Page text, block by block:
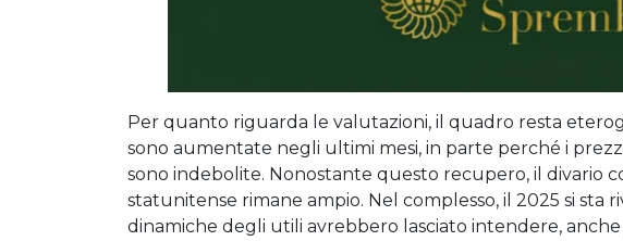
Per quanto riguarda le valutazioni, il quadro resta
sono aumentate negli ultimi mesi, in parte perché i
sono indebolite. Nonostante questo recupero, il divario
statunitense rimane ampio. Nel complesso, il 2025 si
dinamiche degli utili avrebbero lasciato intendere,